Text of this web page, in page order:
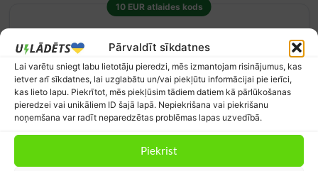
Pārvaldīt sīkdatnes
Lai varētu sniegt labu lietotāju pieredzi, mēs izmantojam risinājumus, kas
ietver arī sīkdatnes, lai uzglabātu un/vai piekļūtu informācijai pie ierīci,
kas lieto lapu. Piekrītot, mēs piekļūsim tādiem datiem kā pārlūkošanas
pieredzei vai unikāliem ID šajā lapā. Nepiekrišana vai piekrišanu
noņemšana var radīt neparedzētas problēmas lapas uzvedībā.
Piekrist
10 EUR atlaides kods
10 EUR kupons Octopus Electroverse
PUBLISKĀ UZLĀDE
Reģistrējies Octopus Electroverse tīklā caur šo saiti un
saņem 10 EUR uzlādes kredītu. Piekļuve vairāk nekā 1
un karti — nav jāžonglē ar desmitiem dažādu tīklu lietotņu.
Kredīts ieskaitās 24 h laikā pēc pirmās veiksmīgās uzlādes.